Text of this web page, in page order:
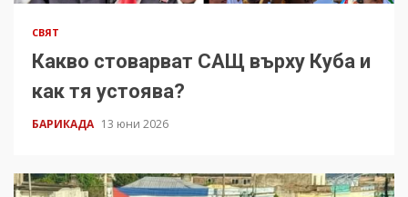
СВЯТ
Какво стоварват САЩ върху Куба и
как тя устоява?
БАРИКАДА 13 юни 2026